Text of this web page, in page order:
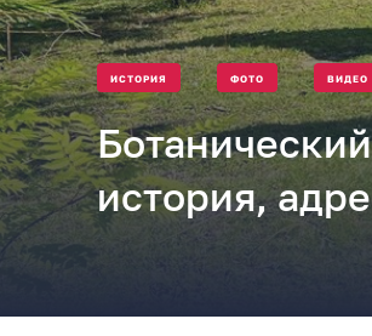
ИСТОРИЯ ФОТО ВИДЕО
история,